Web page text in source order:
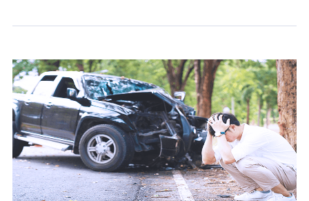
をお送りするため
分析するため
当社の対応品質向上やお問い合わせ内容の正確な把握のため
個人情報保護管理者の職名、連絡先
株式会社ドコモ・インシュアランス 営業部長
〒103-0013 東京都中央区日本橋人形町2-14-10 アーバン
ネット日本橋ビル 3F
株式会社ドコモ・インシュアランス
個人情報の第三者提供について